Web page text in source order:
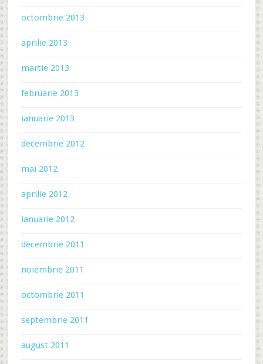
octombrie 2013
aprilie 2013
martie 2013
februarie 2013
ianuarie 2013
decembrie 2012
mai 2012
aprilie 2012
ianuarie 2012
decembrie 2011
noiembrie 2011
octombrie 2011
septembrie 2011
august 2011